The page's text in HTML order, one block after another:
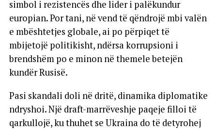
simbol i rezistencës dhe lider i palëkundur
europian. Por tani, në vend të qëndrojë mbi valën
e mbështetjes globale, ai po përpiqet të
mbijetojë politikisht, ndërsa korrupsioni i
brendshëm po e minon në themele betejën
kundër Rusisë.
Pasi skandali doli në dritë, dinamika diplomatike
ndryshoi. Një draft-marrëveshje paqeje filloi të
qarkullojë, ku thuhet se Ukraina do të detyrohej